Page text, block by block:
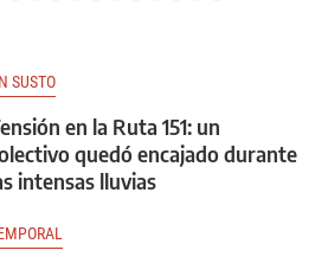
SUSTO
en la Ruta 151: un
quedó encajado durante
intensas lluvias